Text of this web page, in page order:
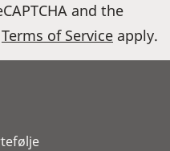
and the
Terms of Service apply.